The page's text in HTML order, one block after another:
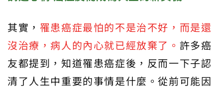
其實， 罹患癌症最怕的不是治不好，而是還
沒治療，病人的內心就已經放棄了。 許多癌
友都提到，知道罹患癌症後，反而一下子認
清了人生中重要的事情是什麼。從前可能因